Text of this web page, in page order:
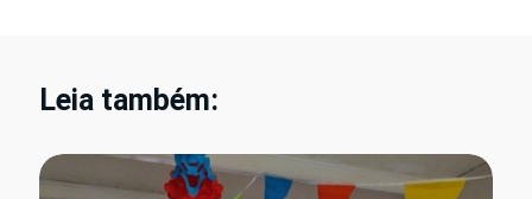
Leia também: